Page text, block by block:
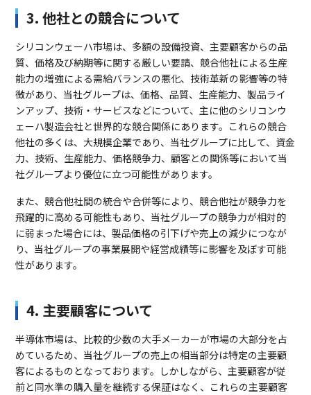
3. 他社との競合について
シリコンウェーハ市場は、多額の設備投資、主要顧客からの品
質、価格及び納期等に関する厳しい要請、競合他社による生産
能力の増強による需給バランスの悪化、技術革新の影響等の特
徴があり、当社グループは、価格、品質、生産能力、製品ライ
ンアップ、技術・サービスなどについて、主に他のシリコンウ
ェーハ製造会社と世界的な競合関係にあります。これらの競合
他社の多くは、大規模企業であり、当社グループに比して、資金
力、技術、生産能力、価格競争力、顧客との関係等において当
社グループより優位に立つ可能性があります。
また、競合他社間の統合や合併等により、競合他社が競争力を
飛躍的に高める可能性もあり、当社グループの競争力が相対的
に弱まった場合には、製品価格の引下げや売上の減少につなが
り、当社グループの事業展開や経営成績等に影響を及ぼす可能
性があります。
4. 主要顧客について
半導体市場は、比較的少数の大手メーカーが市場の大部分を占
めているため、当社グループの売上の相当部分は特定の主要顧
客によるものとなっております。しかしながら、主要顧客が従
前と同水準の購入量を継続する保証はなく、これらの主要顧客